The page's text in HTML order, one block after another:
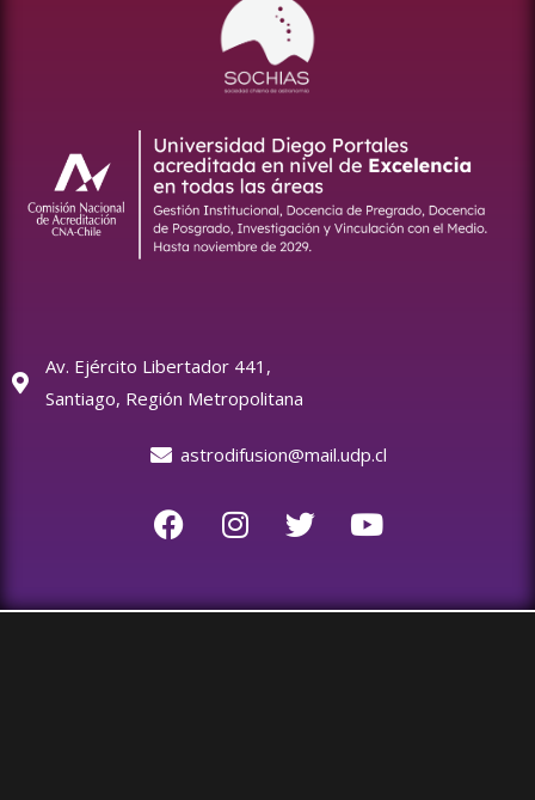
Av. Ejército Libertador 441,
Santiago, Región Metropolitana
astrodifusion@mail.udp.cl